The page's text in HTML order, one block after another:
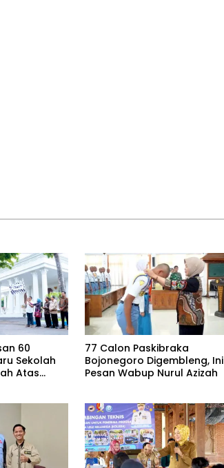
60
Sekolah
Atas
77 Calon Paskibraka
Bojonegoro Digembleng, Ini
Pesan Wabup Nurul Azizah